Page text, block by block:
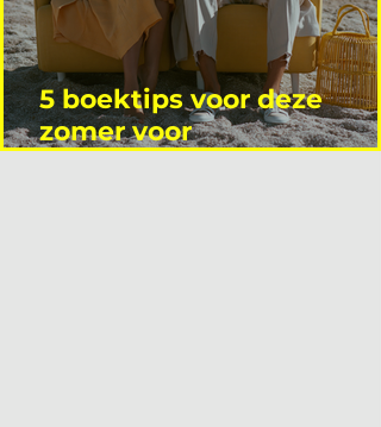
5 boektips voor deze
zomer voor